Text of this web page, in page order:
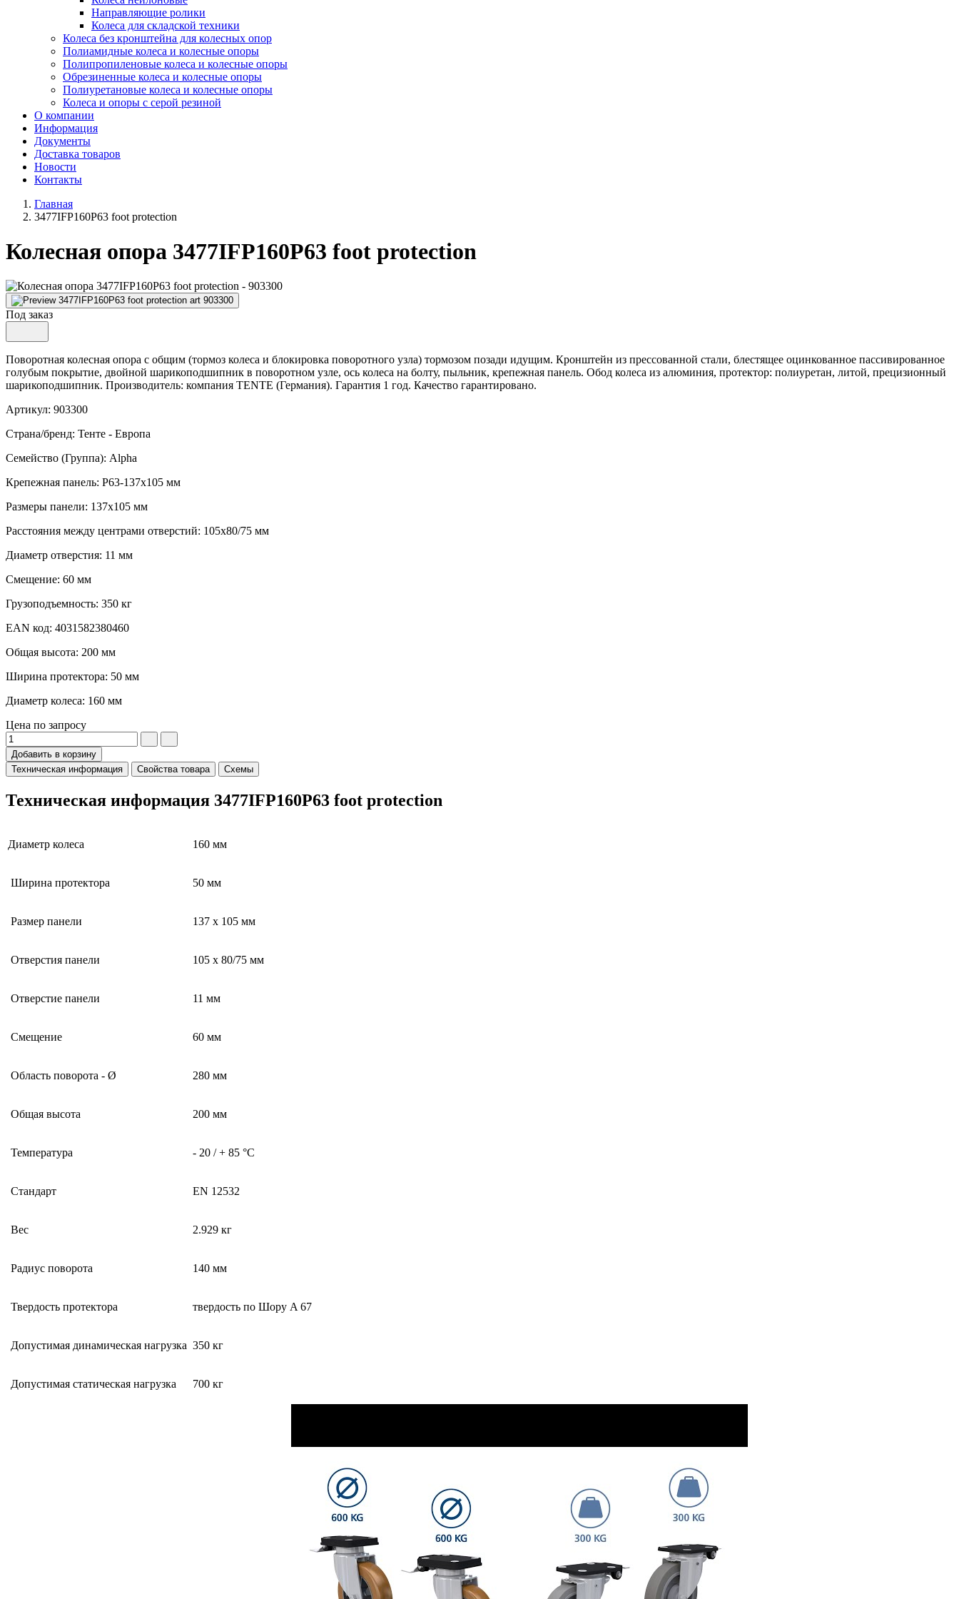
Направляющие ролики
Колеса для складской техники
Колеса без кронштейна для колесных опор
Полиамидные колеса и колесные опоры
Полипропиленовые колеса и колесные опоры
Обрезиненные колеса и колесные опоры
Полиуретановые колеса и колесные опоры
Колеса и опоры с серой резиной
О компании
Информация
Документы
Доставка товаров
Новости
Контакты
Главная
3477IFP160P63 foot protection
Колесная опора 3477IFP160P63 foot protection
Под заказ
Поворотная колесная опора с общим (тормоз колеса и блокировка поворотного узла) тормозом позади идущим. Кронштейн из прессованной стали, блестящее оцинкованное пассивированное
голубым покрытие, двойной шарикоподшипник в поворотном узле, ось колеса на болту, пыльник, крепежная панель. Обод колеса из алюминия, протектор: полиуретан, литой, прецизионный
шарикоподшипник. Производитель: компания TENTE (Германия). Гарантия 1 год. Качество гарантировано.
Артикул: 903300
Страна/бренд: Тенте - Европа
Семейство (Группа): Alpha
Крепежная панель: P63-137x105 мм
Размеры панели: 137x105 мм
Расстояния между центрами отверстий: 105x80/75 мм
Диаметр отверстия: 11 мм
Смещение: 60 мм
Грузоподъемность: 350 кг
EAN код: 4031582380460
Общая высота: 200 мм
Ширина протектора: 50 мм
Диаметр колеса: 160 мм
Цена по запросу
Добавить в корзину
Техническая информация
Свойства товара Схемы
Техническая информация 3477IFP160P63 foot protection
Диаметр колеса 160 мм
Ширина протектора 50 мм
Размер панели 137 x 105 мм
Отверстия панели 105 x 80/75 мм
Отверстие панели 11 мм
Смещение 60 мм
Область поворота - Ø 280 мм
Общая высота 200 мм
Температура - 20 / + 85 °C
Стандарт EN 12532
Вес 2.929 кг
Радиус поворота 140 мм
Твердость протектора твердость по Шору A 67
Допустимая динамическая нагрузка 350 кг
Допустимая статическая нагрузка 700 кг